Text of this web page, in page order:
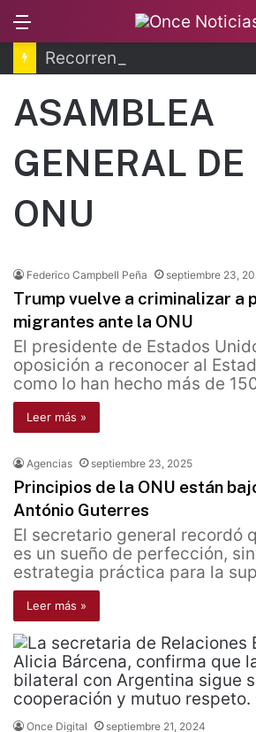
ASAMBLEA
GENERAL DE
ONU
Federico Campbell Peña septiembre 23,
Trump vuelve a criminalizar a
migrantes ante la ONU
El presidente de Estados
oposición a reconocer al
como lo han hecho más de
Leer más »
Agencias septiembre 23, 2025
Principios de la ONU están
António Guterres
El secretario general recordó
es un sueño de perfección,
estrategia práctica para la
Leer más »
Once Digital septiembre 21, 2024